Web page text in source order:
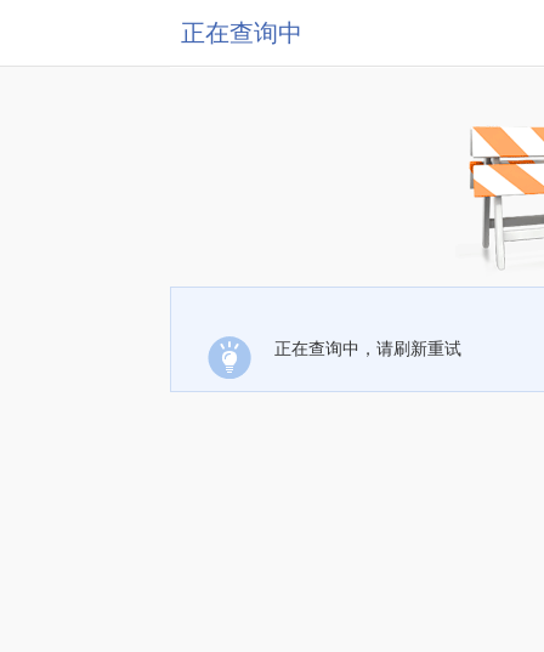
正在查询中
正在查询中，请刷新重试